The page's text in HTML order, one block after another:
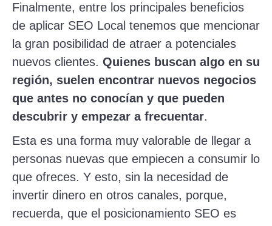
Finalmente, entre los principales beneficios
de aplicar SEO Local tenemos que mencionar
la gran posibilidad de atraer a potenciales
nuevos clientes. Quienes buscan algo en su
región, suelen encontrar nuevos negocios
que antes no conocían y que pueden
descubrir y empezar a frecuentar.
Esta es una forma muy valorable de llegar a
personas nuevas que empiecen a consumir lo
que ofreces. Y esto, sin la necesidad de
invertir dinero en otros canales, porque,
recuerda, que el posicionamiento SEO es